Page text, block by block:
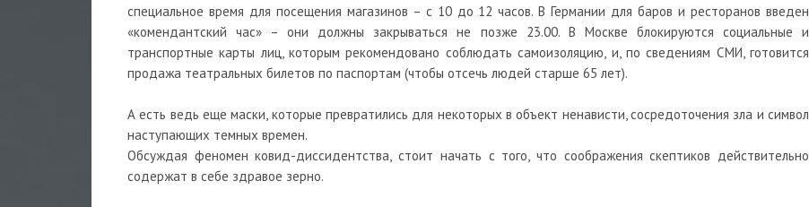
специальное время для посещения магазинов – с 10 до 12 часов. В Германии для баров и ресторанов введен
«комендантский час» – они должны закрываться не позже 23.00. В Москве блокируются социальные и
транспортные карты лиц, которым рекомендовано соблюдать самоизоляцию, и, по сведениям СМИ, готовится
продажа театральных билетов по паспортам (чтобы отсечь людей старше 65 лет).
А есть ведь еще маски, которые превратились для некоторых в объект ненависти, сосредоточения зла и символ
наступающих темных времен.
Обсуждая феномен ковид-диссидентства, стоит начать с того, что соображения скептиков действительно
содержат в себе здравое зерно.